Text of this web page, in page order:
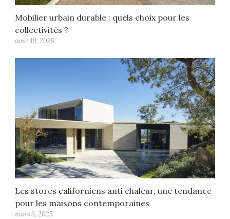
Mobilier urbain durable : quels choix pour les
collectivités ?
août 19, 2025
Les stores californiens anti chaleur, une tendance
pour les maisons contemporaines
mars 3, 2025